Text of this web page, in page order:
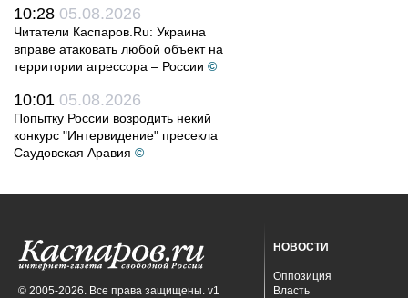
10:28 05.08.2026
Читатели Каспаров.Ru: Украина
вправе атаковать любой объект на
территории агрессора – России ©
10:01 05.08.2026
Попытку России возродить некий
конкурс "Интервидение" пресекла
Саудовская Аравия ©
© 2005-2026. Все права защищены. v1
НОВОСТИ
Оппозиция
Власть